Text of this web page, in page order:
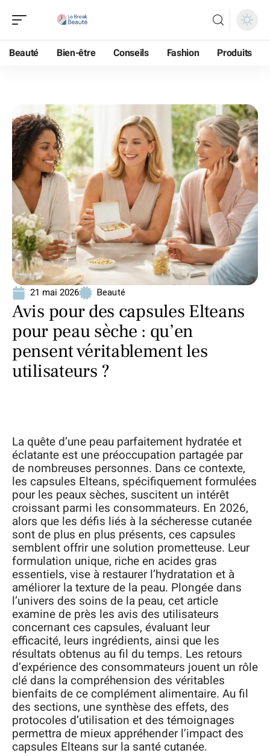
Beauté Bien-être Conseils Fashion Produits
21 mai 2026 Beauté
Avis pour des capsules Elteans
pour peau sèche : qu’en
pensent véritablement les
utilisateurs ?
La quête d’une peau parfaitement hydratée et
éclatante est une préoccupation partagée par
de nombreuses personnes. Dans ce contexte,
les capsules Elteans, spécifiquement formulées
pour les peaux sèches, suscitent un intérêt
croissant parmi les consommateurs. En 2026,
alors que les défis liés à la sécheresse cutanée
sont de plus en plus présents, ces capsules
semblent offrir une solution prometteuse. Leur
formulation unique, riche en acides gras
essentiels, vise à restaurer l’hydratation et à
améliorer la texture de la peau. Plongée dans
l’univers des soins de la peau, cet article
examine de près les avis des utilisateurs
concernant ces capsules, évaluant leur
efficacité, leurs ingrédients, ainsi que les
résultats obtenus au fil du temps. Les retours
d’expérience des consommateurs jouent un rôle
clé dans la compréhension des véritables
bienfaits de ce complément alimentaire. Au fil
des sections, une synthèse des effets, des
protocoles d’utilisation et des témoignages
permettra de mieux appréhender l’impact des
capsules Elteans sur la santé cutanée.